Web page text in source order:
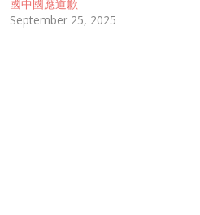
國中國應道歉
September 25, 2025